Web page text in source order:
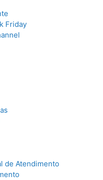
Friday
de Atendimento